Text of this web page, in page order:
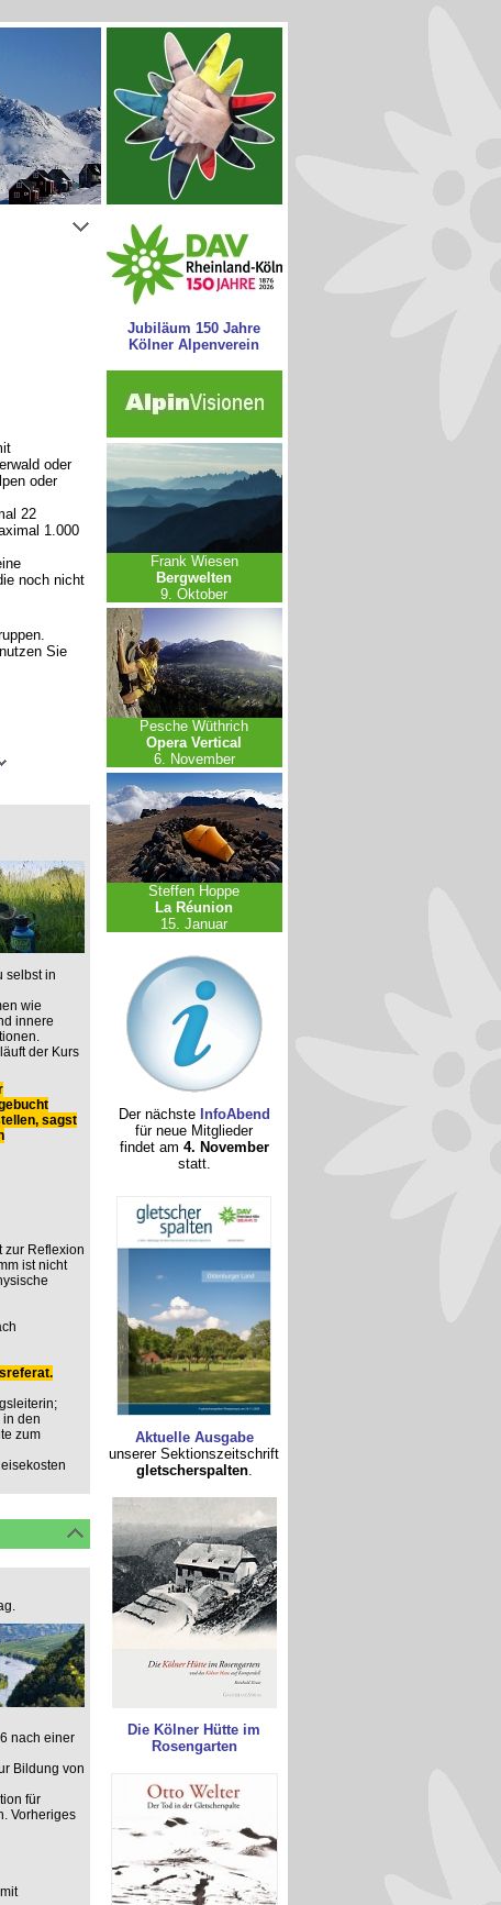
oder
oder
22
1.000
noch nicht
Sie
selbst in
wie
innere
der Kurs
sagst
zur Reflexion
ist nicht
in den
zum
nach einer
Bildung von
für
Vorheriges
Jubiläum 150 Jahre
Kölner Alpenverein
Frank Wiesen
Bergwelten
9. Oktober
Pesche Wüthrich
Opera Vertical
6. November
Steffen Hoppe
La Réunion
15. Januar
Der nächste InfoAbend
für neue Mitglieder
findet am 4. November
statt.
Aktuelle Ausgabe
unserer Sektionszeitschrift
gletscherspalten.
Die Kölner Hütte im
Rosengarten